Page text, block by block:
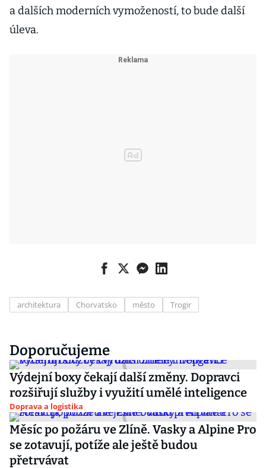
a dalších moderních vymožeností, to bude další
úleva.
architektura Chorvatsko město Trogir
Doporučujeme
Výdejní boxy čekají další změny. Dopravci
rozšiřují služby i využití umělé inteligence
Doprava a logistika
Měsíc po požáru ve Zlíně. Vasky a Alpine Pro
se zotavují, potíže ale ještě budou
přetrvávat